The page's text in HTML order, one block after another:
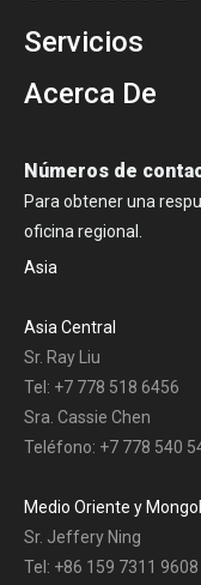
Servicios
Acerca De
Números de
Para obtener una
oficina regional.
Asia
Asia Central
Sr. Ray Liu
Tel: +7 778 518 6456
Sra. Cassie Chen
Teléfono: +7 778 540
Medio Oriente y
Sr. Jeffery Ning
Tel: +86 159 7311 9608